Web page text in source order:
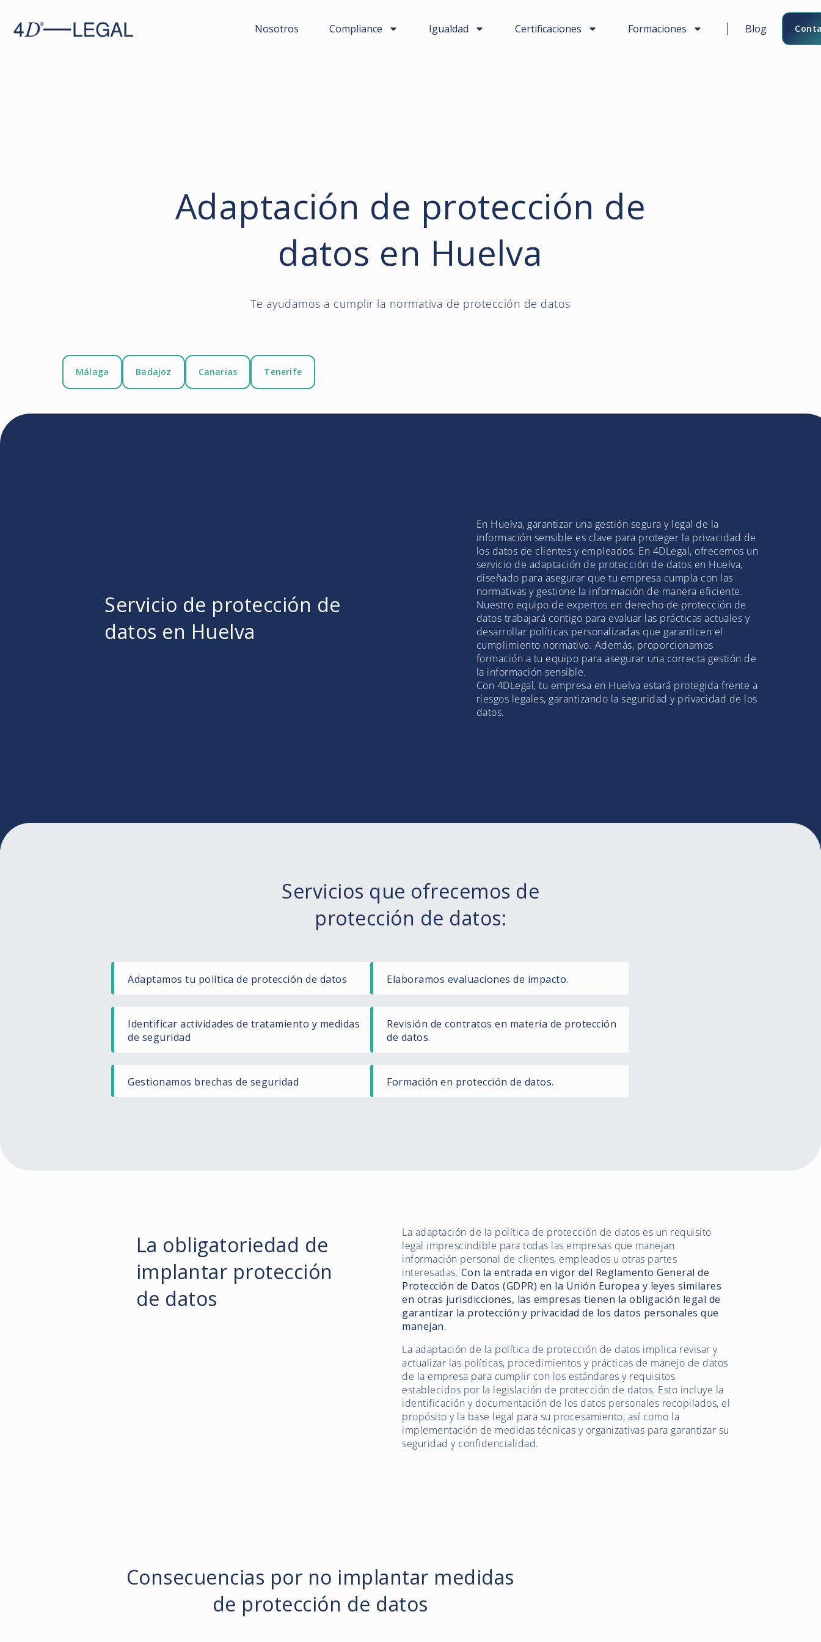
Nosotros Compliance Igualdad Certificaciones Formaciones Blog
Adaptación de protección de
datos en Huelva
Te ayudamos a cumplir la normativa de protección de datos
Málaga Badajoz Canarias Tenerife
Servicio de protección de
datos en Huelva
En Huelva, garantizar una gestión segura y legal de la
información sensible es clave para proteger la privacidad de
los datos de clientes y empleados. En 4DLegal, ofrecemos un
servicio de adaptación de protección de datos en Huelva,
diseñado para asegurar que tu empresa cumpla con las
normativas y gestione la información de manera eficiente.
Nuestro equipo de expertos en derecho de protección de
datos trabajará contigo para evaluar las prácticas actuales y
desarrollar políticas personalizadas que garanticen el
cumplimiento normativo. Además, proporcionamos
formación a tu equipo para asegurar una correcta gestión de
la información sensible.
Con 4DLegal, tu empresa en Huelva estará protegida frente a
riesgos legales, garantizando la seguridad y privacidad de los
datos.
Servicios que ofrecemos de
protección de datos:
Adaptamos tu política de protección de datos Elaboramos evaluaciones de impacto.
Identificar actividades de tratamiento y medidas
de seguridad
Revisión de contratos en materia de protección
de datos.
Gestionamos brechas de seguridad Formación en protección de datos.
La obligatoriedad de
implantar protección
de datos
La adaptación de la política de protección de datos es un requisito
legal imprescindible para todas las empresas que manejan
información personal de clientes, empleados u otras partes
interesadas. Con la entrada en vigor del Reglamento General de
Protección de Datos (GDPR) en la Unión Europea y leyes similares
en otras jurisdicciones, las empresas tienen la obligación legal de
garantizar la protección y privacidad de los datos personales que
manejan.
La adaptación de la política de protección de datos implica revisar y
actualizar las políticas, procedimientos y prácticas de manejo de datos
de la empresa para cumplir con los estándares y requisitos
establecidos por la legislación de protección de datos. Esto incluye la
identificación y documentación de los datos personales recopilados, el
propósito y la base legal para su procesamiento, así como la
implementación de medidas técnicas y organizativas para garantizar su
seguridad y confidencialidad.
Consecuencias por no implantar medidas
de protección de datos